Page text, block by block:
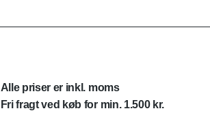
Alle priser er inkl. moms
Fri fragt ved køb for min. 1.500 kr.